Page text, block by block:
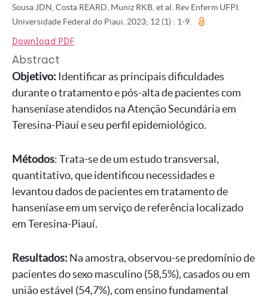
Sousa JDN, Costa REARD, Muniz RKB, et al. Rev Enferm UFPI.
Universidade Federal do Piaui. 2023; 12 (1) : 1-9.
Download PDF
Abstract
Objetivo: Identificar as principais dificuldades
durante o tratamento e pós-alta de pacientes com
hanseníase atendidos na Atenção Secundária em
Teresina-Piauí e seu perfil epidemiológico.
Métodos: Trata-se de um estudo transversal,
quantitativo, que identificou necessidades e
levantou dados de pacientes em tratamento de
hanseníase em um serviço de referência localizado
em Teresina-Piauí.
Resultados: Na amostra, observou-se predomínio de
pacientes do sexo masculino (58,5%), casados ou em
união estável (54,7%), com ensino fundamental